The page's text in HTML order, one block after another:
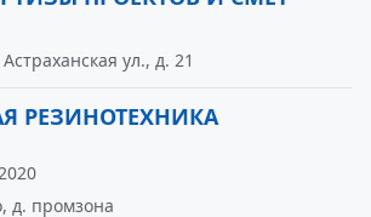
ул., д. 21
РЕЗИНОТЕХНИКА
д. промзона